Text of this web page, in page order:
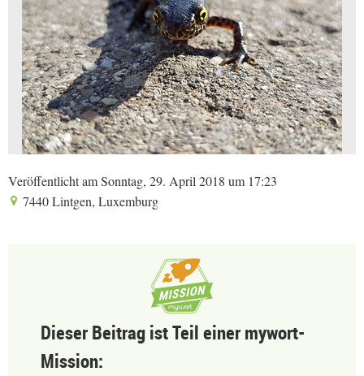
Veröffentlicht am Sonntag, 29. April 2018 um 17:23
7440 Lintgen, Luxemburg
Dieser Beitrag ist Teil einer mywort-
Mission: